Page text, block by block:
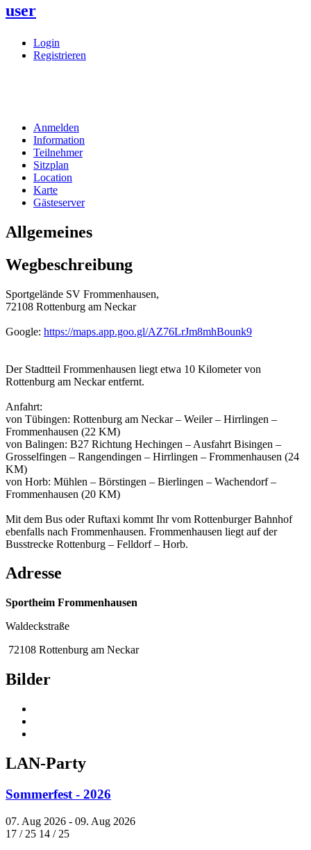
user
Login
Registrieren
Anmelden
Information
Teilnehmer
Sitzplan
Location
Karte
Gästeserver
Allgemeines
Wegbeschreibung
Sportgelände SV Frommenhausen,
72108 Rottenburg am Neckar
Google: https://maps.app.goo.gl/AZ76LrJm8mhBounk9
Der Stadtteil Frommenhausen liegt etwa 10 Kilometer von
Rottenburg am Neckar entfernt.
Anfahrt:
von Tübingen: Rottenburg am Neckar – Weiler – Hirrlingen –
Frommenhausen (22 KM)
von Balingen: B27 Richtung Hechingen – Ausfahrt Bisingen –
Grosselfingen – Rangendingen – Hirrlingen – Frommenhausen (24
KM)
von Horb: Mühlen – Börstingen – Bierlingen – Wachendorf –
Frommenhausen (20 KM)
Mit dem Bus oder Ruftaxi kommt Ihr vom Rottenburger Bahnhof
ebenfalls nach Frommenhausen. Frommenhausen liegt auf der
Busstrecke Rottenburg – Felldorf – Horb.
Adresse
Sportheim Frommenhausen
Waldeckstraße
72108 Rottenburg am Neckar
Bilder
LAN-Party
Sommerfest - 2026
07. Aug 2026 - 09. Aug 2026
17 / 25 14 / 25